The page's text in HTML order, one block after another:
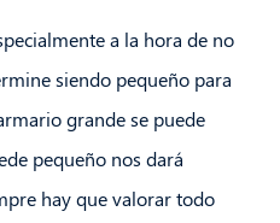
a la hora de no
siendo pequeño para
grande se puede
pequeño nos dará
hay que valorar todo